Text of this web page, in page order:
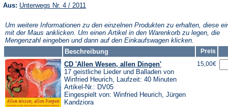
Aus: Unterwegs Nr. 4 / 2011
neuen
Tab)
Um weitere Informationen zu den einzelnen Produkten zu erhalten, diese
mit der Maus anklicken. Um einen Artikel in den Warenkorb zu legen, die
Mengenzahl eingeben und dann auf den Einkaufswagen klicken.
Beschreibung
Preis
CD 'Allen Wesen, allen Dingen'
17 geistliche Lieder und Balladen von
Winfried Heurich, Laufzeit: 40 Minuten
Artikel-Nr.: DV05
Eingespielt von: Winfried Heurich, Jürgen
Kandziora
15,00€